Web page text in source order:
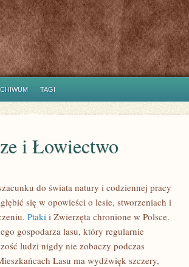
TAGI
i Łowiectwo
do świata natury i codziennej pracy
się w opowieści o lesie, stworzeniach i
Ptaki i Zwierzęta chronione w Polsce.
gospodarza lasu, który regularnie
ludzi nigdy nie zobaczy podczas
Lasu ma wydźwięk szczery,